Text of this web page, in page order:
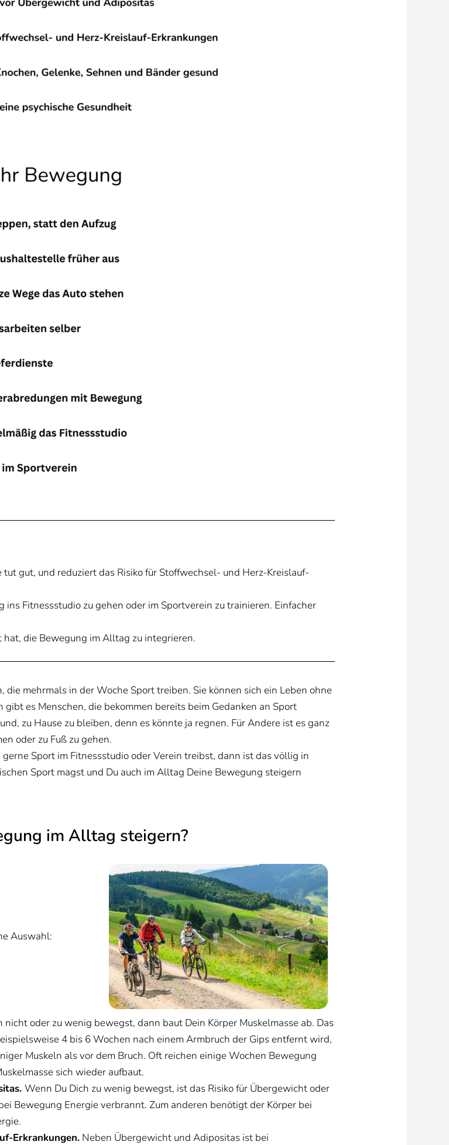
gut, und reduziert das Risiko für Stoffwechsel- und Herz-Kreislauf-
Fitnessstudio zu gehen oder im Sportverein zu trainieren. Einfacher
die Bewegung im Alltag zu integrieren.
die mehrmals in der Woche Sport treiben. Sie können sich ein Leben ohne
es Menschen, die bekommen bereits beim Gedanken an Sport
zu Hause zu bleiben, denn es könnte ja regnen. Für Andere ist es ganz
oder zu Fuß zu gehen.
Sport im Fitnessstudio oder Verein treibst, dann ist das völlig in
Sport magst und Du auch im Alltag Deine Bewegung steigern
im Alltag steigern?
Auswahl:
nicht oder zu wenig bewegst, dann baut Dein Körper Muskelmasse ab. Das
4 bis 6 Wochen nach einem Armbruch der Gips entfernt wird,
Muskeln als vor dem Bruch. Oft reichen einige Wochen Bewegung
sich wieder aufbaut.
Wenn Du Dich zu wenig bewegst, ist das Risiko für Übergewicht oder
Bewegung Energie verbrannt. Zum anderen benötigt der Körper bei
Erkrankungen. Neben Übergewicht und Adipositas ist bei